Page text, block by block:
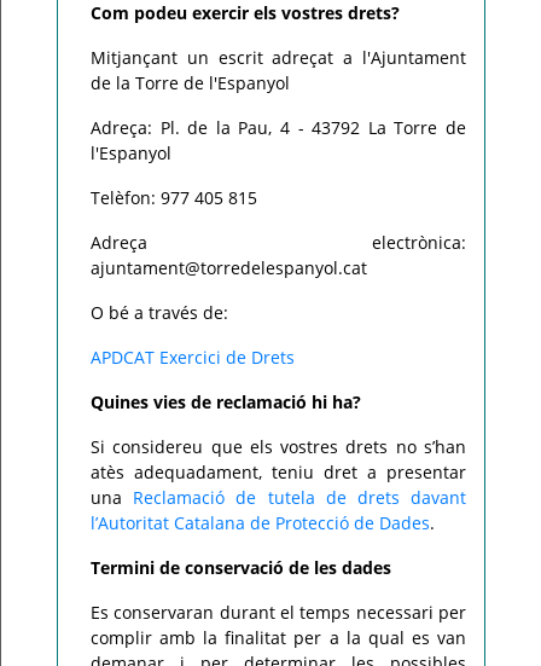
Com podeu exercir els vostres drets?
Mitjançant un escrit adreçat a l'Ajuntament
de la Torre de l'Espanyol
Adreça: Pl. de la Pau, 4 - 43792 La Torre de
l'Espanyol
Telèfon: 977 405 815
Adreça electrònica:
ajuntament@torredelespanyol.cat
O bé a través de:
APDCAT Exercici de Drets
Quines vies de reclamació hi ha?
Si considereu que els vostres drets no s’han
atès adequadament, teniu dret a presentar
una Reclamació de tutela de drets davant
l’Autoritat Catalana de Protecció de Dades.
Termini de conservació de les dades
Es conservaran durant el temps necessari per
complir amb la finalitat per a la qual es van